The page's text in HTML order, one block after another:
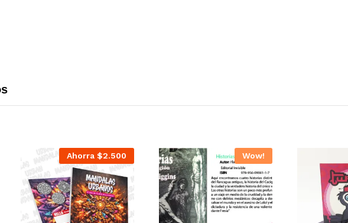
Ahorra $2.500 Wow!